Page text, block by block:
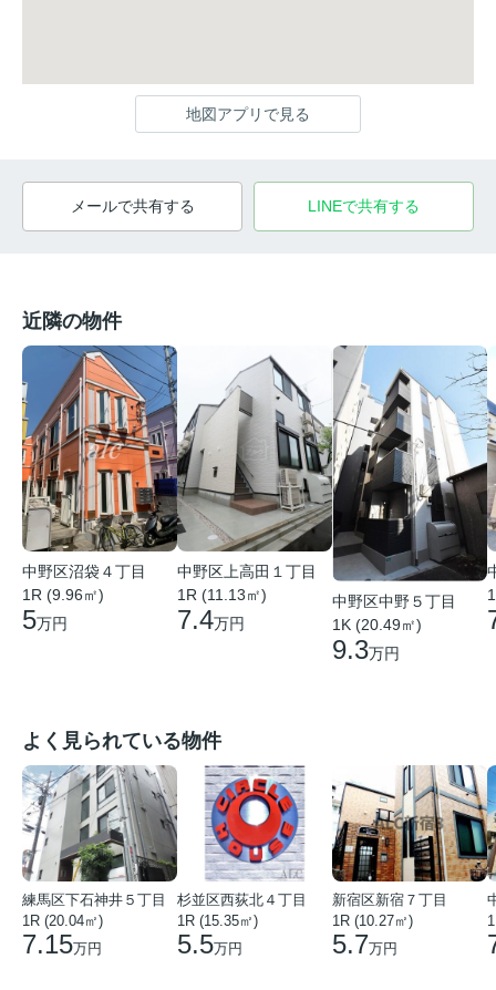
地図アプリで見る
メールで共有する LINEで共有する
近隣の物件
中野区沼袋４丁目
1R (9.96㎡)
5万円
中野区上高田１丁目
1R (11.13㎡)
7.4万円
中野区中野５丁目
1K (20.49㎡)
9.3万円
よく見られている物件
練馬区下石神井５丁目
1R (20.04㎡)
7.15万円
杉並区西荻北４丁目
1R (15.35㎡)
5.5万円
新宿区新宿７丁目
1R (10.27㎡)
5.7万円